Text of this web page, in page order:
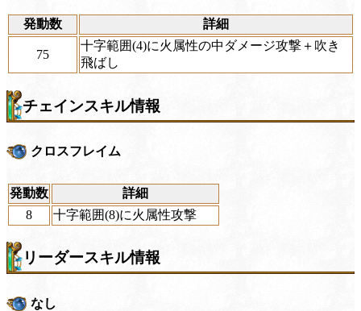
発動数 詳細
75
十字範囲(4)に火属性の中ダメージ攻撃＋吹き
飛ばし
チェインスキル情報
クロスフレイム
発動数
詳細
8
十字範囲(8)に火属性攻撃
リーダースキル情報
なし